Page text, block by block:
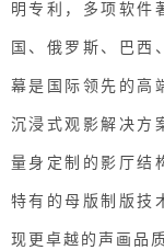
明专利，多项软件
国、俄罗斯、巴西
幕是国际领先的高
沉浸式观影解决方
量身定制的影厅结
特有的母版制版技
现更卓越的声画品质